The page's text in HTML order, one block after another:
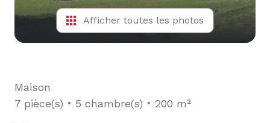
Afficher toutes les photos
Maison
7 pièce(s)
5 chambre(s) 200 m²